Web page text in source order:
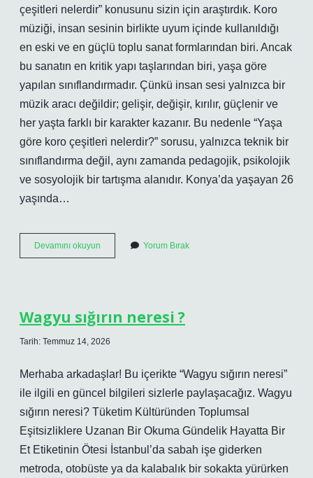
çeşitleri nelerdir” konusunu sizin için araştırdık. Koro
müziği, insan sesinin birlikte uyum içinde kullanıldığı
en eski ve en güçlü toplu sanat formlarından biri. Ancak
bu sanatın en kritik yapı taşlarından biri, yaşa göre
yapılan sınıflandırmadır. Çünkü insan sesi yalnızca bir
müzik aracı değildir; gelişir, değişir, kırılır, güçlenir ve
her yaşta farklı bir karakter kazanır. Bu nedenle “Yaşa
göre koro çeşitleri nelerdir?” sorusu, yalnızca teknik bir
sınıflandırma değil, aynı zamanda pedagojik, psikolojik
ve sosyolojik bir tartışma alanıdır. Konya’da yaşayan 26
yaşında…
Devamını okuyun
göre
Yorum Bırak
Wagyu sığırın neresi ?
Tarih: Temmuz 14, 2026
Merhaba arkadaşlar! Bu içerikte “Wagyu sığırın neresi”
ile ilgili en güncel bilgileri sizlerle paylaşacağız. Wagyu
sığırın neresi? Tüketim Kültüründen Toplumsal
Eşitsizliklere Uzanan Bir Okuma Gündelik Hayatta Bir
Et Etiketinin Ötesi İstanbul’da sabah işe giderken
metroda, otobüste ya da kalabalık bir sokakta yürürken